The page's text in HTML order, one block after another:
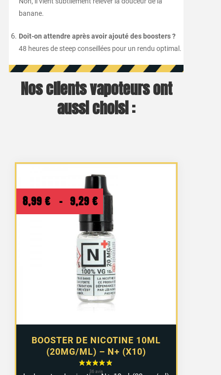
banane.
Doit-on attendre après avoir ajouté des boosters ?
48 heures de steep conseillées pour un rendu optimal.
Nos clients vapoteurs ont
aussi choisi :
BOOSTER DE NICOTINE 10ML
(20MG/ML) – N+ (X10)
8,99 € – 9,29 € Plage
de
prix :
8,99 €
à
9,29 €